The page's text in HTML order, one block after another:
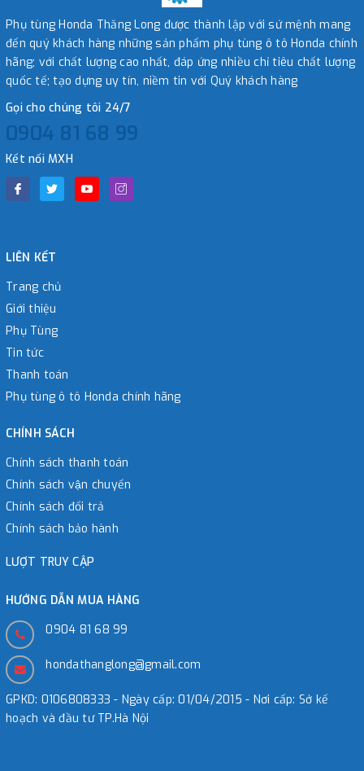
Phụ tùng Honda Thăng Long được thành lập với sứ mệnh mang
đến quý khách hàng những sản phẩm phụ tùng ô tô Honda chính
hãng; với chất lượng cao nhất, đáp ứng nhiều chỉ tiêu chất lượng
quốc tế; tạo dựng uy tín, niềm tin với Quý khách hàng
Gọi cho chúng tôi 24/7
0904 81 68 99
Kết nối MXH
LIÊN KẾT
Trang chủ
Giới thiệu
Phụ Tùng
Tin tức
Thanh toán
Phụ tùng ô tô Honda chính hãng
CHÍNH SÁCH
Chính sách thanh toán
Chính sách vận chuyển
Chính sách đổi trả
Chính sách bảo hành
LƯỢT TRUY CẬP
HƯỚNG DẪN MUA HÀNG
0904 81 68 99
hondathanglong@gmail.com
GPKD: 0106808333 - Ngày cấp: 01/04/2015 - Nơi cấp: Sở kế
hoạch và đầu tư TP.Hà Nội